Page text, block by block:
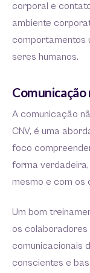
corporal e
ambiente
comportamentos
seres humanos.
A comunicação
CNV, é uma
foco
forma
mesmo e com os
Um bom
os
comunicacionais
conscientes e